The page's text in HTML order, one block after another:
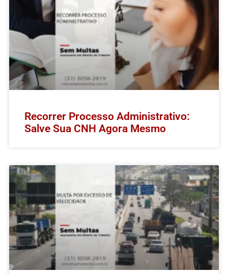
Recorrer Processo Administrativo:
Salve Sua CNH Agora Mesmo